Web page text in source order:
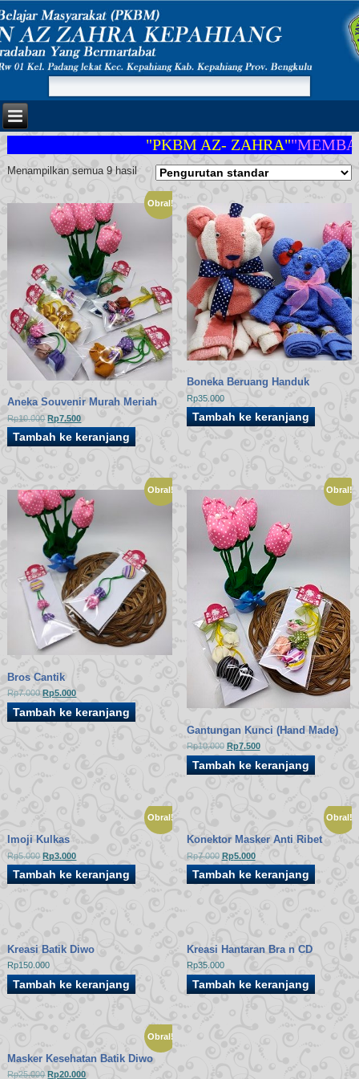
"PKBM AZ- ZAHRA"
Menampilkan semua 9 hasil
Obral!
Aneka Souvenir Murah Meriah
Rp10.000 Harga
aslinya
adalah:
Rp10.000.
Rp7.500Harga
saat
ini
adalah:
Tambah ke keranjang
Boneka Beruang Handuk
Rp35.000
Tambah ke keranjang
Obral!
Bros Cantik
Rp7.000 Harga
aslinya
adalah:
Rp7.000.
Rp5.000Harga
saat
ini
adalah:
Tambah ke keranjang
Obral!
Gantungan Kunci (Hand Made)
Rp10.000 Harga
aslinya
adalah:
Rp10.000.
Rp7.500Harga
saat
ini
adalah:
Tambah ke keranjang
Obral!
Imoji Kulkas
Rp5.000 Harga
aslinya
adalah:
Rp5.000.
Rp3.000Harga
saat
ini
adalah:
Tambah ke keranjang
Obral!
Konektor Masker Anti Ribet
Rp7.000 Harga
aslinya
adalah:
Rp7.000.
Rp5.000Harga
saat
ini
adalah:
Tambah ke keranjang
Kreasi Batik Diwo
Rp150.000
Tambah ke keranjang
Kreasi Hantaran Bra n CD
Rp35.000
Tambah ke keranjang
Obral!
Masker Kesehatan Batik Diwo
Rp25.000 Harga
Rp20.000Harga